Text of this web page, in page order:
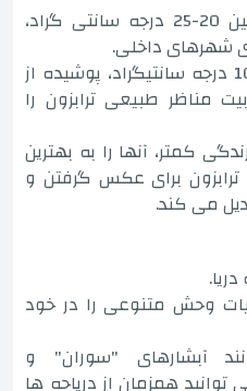
دمای معتدل تابستان بین 20-25 درجه سانتی گراد،
شهرهای داخلی.
زمستانی در دمای 5 تا 10 درجه سانتیگراد، پوشیده از
مناظر طبیعی ترابزون را
کمتر، آنها را به بهترین
برای عکس گرفتن و
می کند.
وحش متنوعی را در خود
آبشارهای "سوران" و
همزمان از دریاچه ها